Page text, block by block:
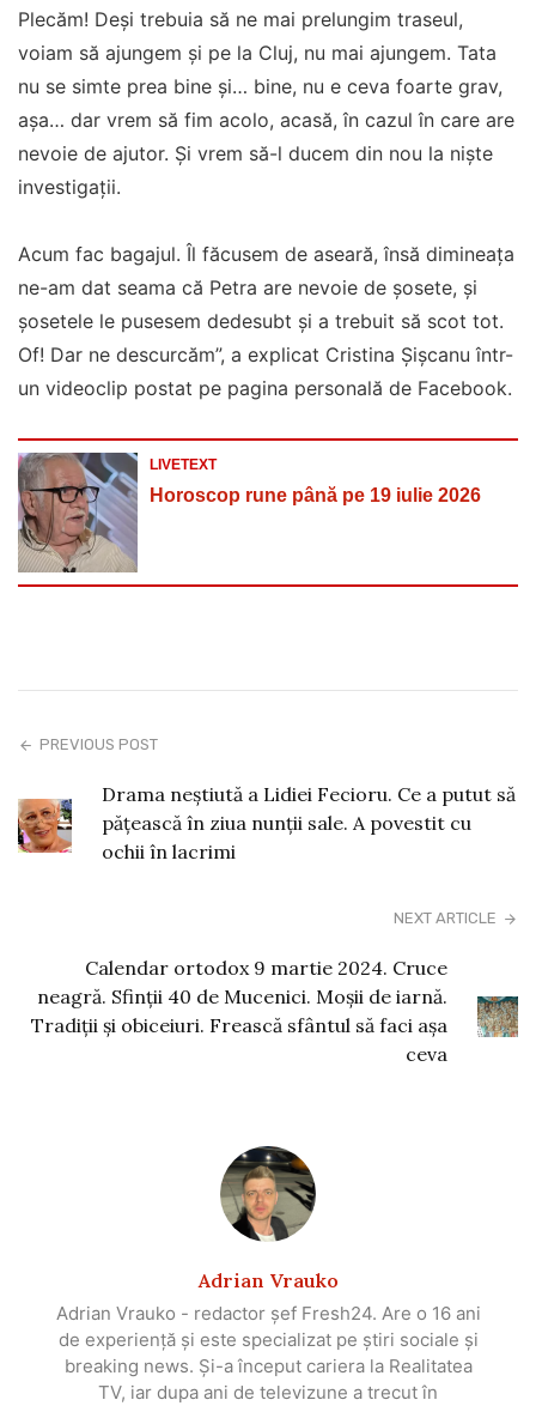
Plecăm! Deși trebuia să ne mai prelungim traseul,
voiam să ajungem și pe la Cluj, nu mai ajungem. Tata
nu se simte prea bine și… bine, nu e ceva foarte grav,
așa… dar vrem să fim acolo, acasă, în cazul în care are
nevoie de ajutor. Și vrem să-l ducem din nou la niște
investigații.
Acum fac bagajul. Îl făcusem de aseară, însă dimineața
ne-am dat seama că Petra are nevoie de șosete, și
șosetele le pusesem dedesubt și a trebuit să scot tot.
Of! Dar ne descurcăm”, a explicat Cristina Șișcanu într-
un videoclip postat pe pagina personală de Facebook.
LIVETEXT
Horoscop rune până pe 19 iulie 2026
PREVIOUS POST
Drama neștiută a Lidiei Fecioru. Ce a putut să
pățească în ziua nunții sale. A povestit cu
ochii în lacrimi
NEXT ARTICLE
Calendar ortodox 9 martie 2024. Cruce
neagră. Sfinţii 40 de Mucenici. Moșii de iarnă.
Tradiții și obiceiuri. Frească sfântul să faci așa
ceva
Adrian Vrauko
Adrian Vrauko - redactor șef Fresh24. Are o 16 ani
de experiență și este specializat pe știri sociale și
breaking news. Și-a început cariera la Realitatea
TV, iar dupa ani de televizune a trecut în